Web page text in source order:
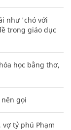
như 'chó với
trong giáo dục
học bằng thơ,
gọi
tỷ phú Phạm